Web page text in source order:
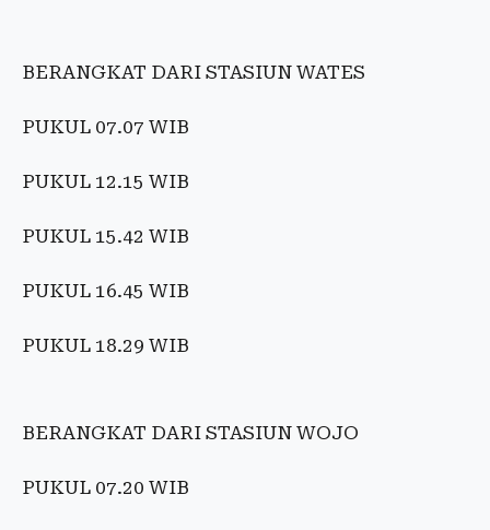
BERANGKAT DARI STASIUN WATES
PUKUL 07.07 WIB
PUKUL 12.15 WIB
PUKUL 15.42 WIB
PUKUL 16.45 WIB
PUKUL 18.29 WIB
BERANGKAT DARI STASIUN WOJO
PUKUL 07.20 WIB